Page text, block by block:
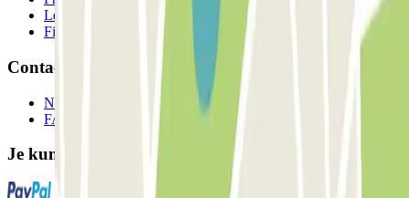
Leverancier parkeren
Filialen
Contact
Neem contact met ons op
FAQ
Je kunt deze betaalmethoden gebruiken: